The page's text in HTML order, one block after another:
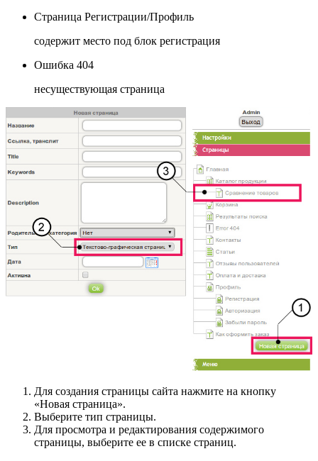
Страница Регистрации/Профиль
содержит место под блок регистрация
Ошибка 404
несуществующая страница
Для создания страницы сайта нажмите на кнопку
«Новая страница».
Выберите тип страницы.
Для просмотра и редактирования содержимого
страницы, выберите ее в списке страниц.